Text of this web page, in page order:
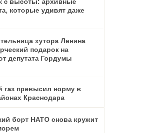
с высоты: архивные
которые удивят даже
хутора Ленина
подарок на
депутата Гордумы
газ превысил норму в
Краснодара
борт НАТО снова кружит